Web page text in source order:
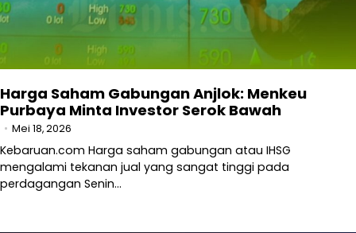
Harga Saham Gabungan Anjlok: Menkeu
Purbaya Minta Investor Serok Bawah
Mei 18, 2026
Kebaruan.com Harga saham gabungan atau IHSG
mengalami tekanan jual yang sangat tinggi pada
perdagangan Senin…